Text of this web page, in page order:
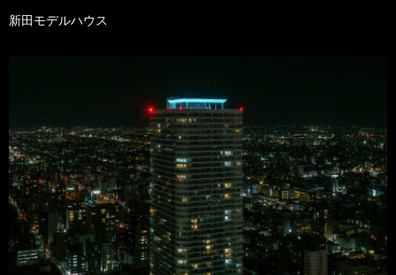
新田モデルハウス